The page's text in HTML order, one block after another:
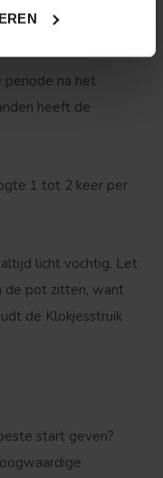
periode na het
heeft de
1 tot 2 keer per
licht vochtig. Let
de pot zitten, want
de Klokjesstruik
start geven?